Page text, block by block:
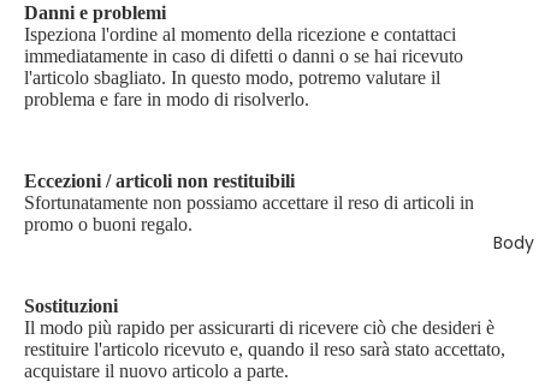
Body
Danni e problemi
Ispeziona l'ordine al momento della ricezione e contattaci
immediatamente in caso di difetti o danni o se hai ricevuto
l'articolo sbagliato. In questo modo, potremo valutare il
problema e fare in modo di risolverlo.
Eccezioni / articoli non restituibili
Sfortunatamente non possiamo accettare il reso di articoli in
promo o buoni regalo.
Sostituzioni
Il modo più rapido per assicurarti di ricevere ciò che desideri è
restituire l'articolo ricevuto e, quando il reso sarà stato accettato,
acquistare il nuovo articolo a parte.